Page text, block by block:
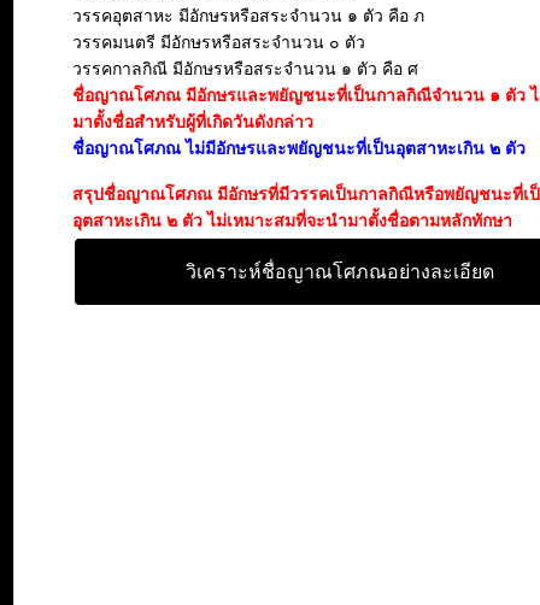
วรรคอุตสาหะ มีอักษรหรือสระจำนวน ๑ ตัว คือ ภ
วรรคมนตรี มีอักษรหรือสระจำนวน ๐ ตัว
วรรคกาลกิณี มีอักษรหรือสระจำนวน ๑ ตัว คือ ศ
ชื่อญาณโศภณ มีอักษรและพยัญชนะที่เป็นกาลกิณีจำนวน ๑ ตัว
มาตั้งชื่อสำหรับผู้ที่เกิดวันดังกล่าว
ชื่อญาณโศภณ ไม่มีอักษรและพยัญชนะที่เป็นอุตสาหะเกิน ๒ ตัว
สรุปชื่อญาณโศภณ มีอักษรที่มีวรรคเป็นกาลกิณีหรือพยัญชนะที่เ
อุตสาหะเกิน ๒ ตัว ไม่เหมาะสมที่จะนำมาตั้งชื่อตามหลักทักษา
วิเคราะห์ชื่อญาณโศภณอย่างละเอียด